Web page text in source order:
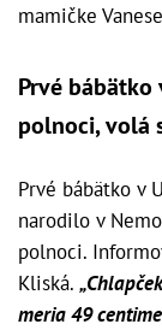
mamičke
Prvé
polnoci, volá
Prvé bábätko v
narodilo v
polnoci.
Kliská.
meria 49